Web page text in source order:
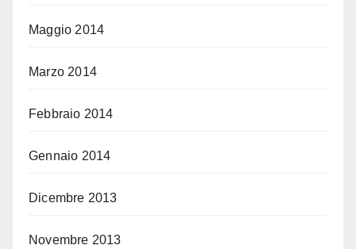
Maggio 2014
Marzo 2014
Febbraio 2014
Gennaio 2014
Dicembre 2013
Novembre 2013